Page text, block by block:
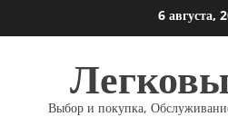
к
6 августа,
Выбор и покупка,